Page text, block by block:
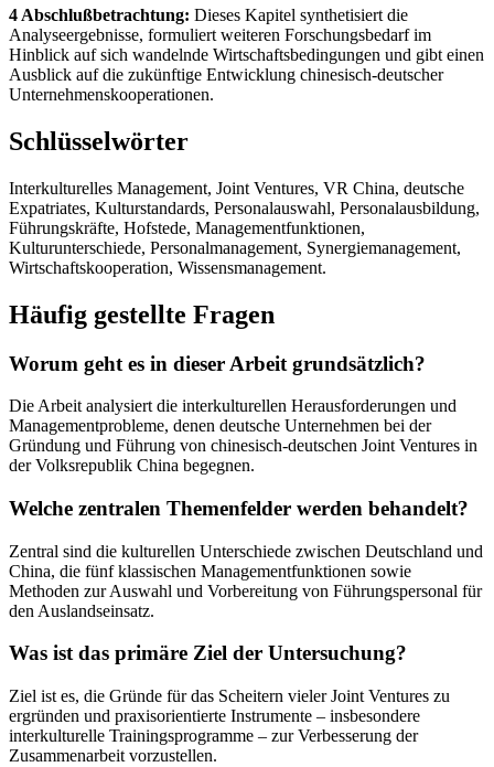
4 Abschlußbetrachtung: Dieses Kapitel synthetisiert die
Analyseergebnisse, formuliert weiteren Forschungsbedarf im
Hinblick auf sich wandelnde Wirtschaftsbedingungen und gibt einen
Ausblick auf die zukünftige Entwicklung chinesisch-deutscher
Unternehmenskooperationen.
Schlüsselwörter
Interkulturelles Management, Joint Ventures, VR China, deutsche
Expatriates, Kulturstandards, Personalauswahl, Personalausbildung,
Führungskräfte, Hofstede, Managementfunktionen,
Kulturunterschiede, Personalmanagement, Synergiemanagement,
Wirtschaftskooperation, Wissensmanagement.
Häufig gestellte Fragen
Worum geht es in dieser Arbeit grundsätzlich?
Die Arbeit analysiert die interkulturellen Herausforderungen und
Managementprobleme, denen deutsche Unternehmen bei der
Gründung und Führung von chinesisch-deutschen Joint Ventures in
der Volksrepublik China begegnen.
Welche zentralen Themenfelder werden behandelt?
Zentral sind die kulturellen Unterschiede zwischen Deutschland und
China, die fünf klassischen Managementfunktionen sowie
Methoden zur Auswahl und Vorbereitung von Führungspersonal für
den Auslandseinsatz.
Was ist das primäre Ziel der Untersuchung?
Ziel ist es, die Gründe für das Scheitern vieler Joint Ventures zu
ergründen und praxisorientierte Instrumente – insbesondere
interkulturelle Trainingsprogramme – zur Verbesserung der
Zusammenarbeit vorzustellen.